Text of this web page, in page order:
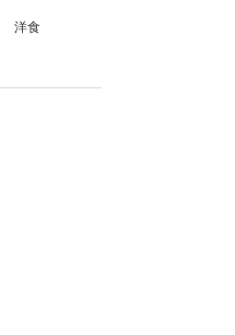
洋食